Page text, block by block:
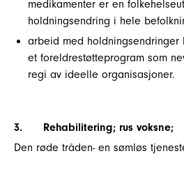
medikamenter er en
holdningsendring i hele
arbeid med
et foreldrestøtteprogram som
regi av ideelle organisasjoner.
3. Rehabilitering; rus voksne;
Den røde tråden- en sømløs